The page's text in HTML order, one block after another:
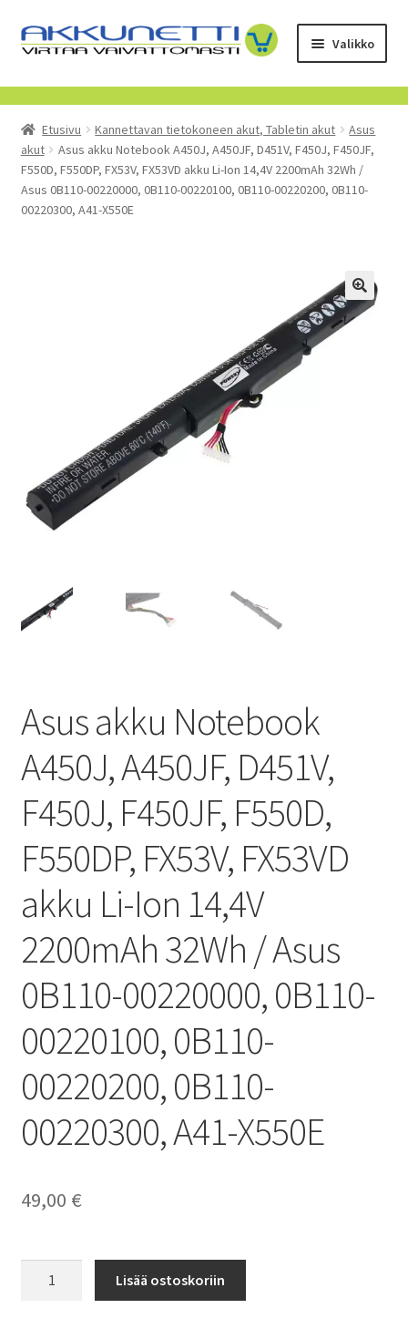
Siirry
navigointiin
Siirry
sisältöön
Valikko
Kauppa
Tietoa meistä
Yrityksille
Etusivu Kannettavan tietokoneen akut, Tabletin akut
Asus
akut
Asus akku Notebook A450J, A450JF, D451V, F450J, F450JF,
F550D, F550DP, FX53V, FX53VD akku Li-Ion 14,4V 2200mAh 32Wh /
Asus 0B110-00220000, 0B110-00220100, 0B110-00220200, 0B110-
00220300, A41-X550E
Asus akku Notebook
A450J, A450JF, D451V,
F450J, F450JF, F550D,
F550DP, FX53V, FX53VD
akku Li-Ion 14,4V
2200mAh 32Wh / Asus
0B110-00220000, 0B110-
00220100, 0B110-
00220200, 0B110-
00220300, A41-X550E
49,00 €
Lisää ostoskoriin